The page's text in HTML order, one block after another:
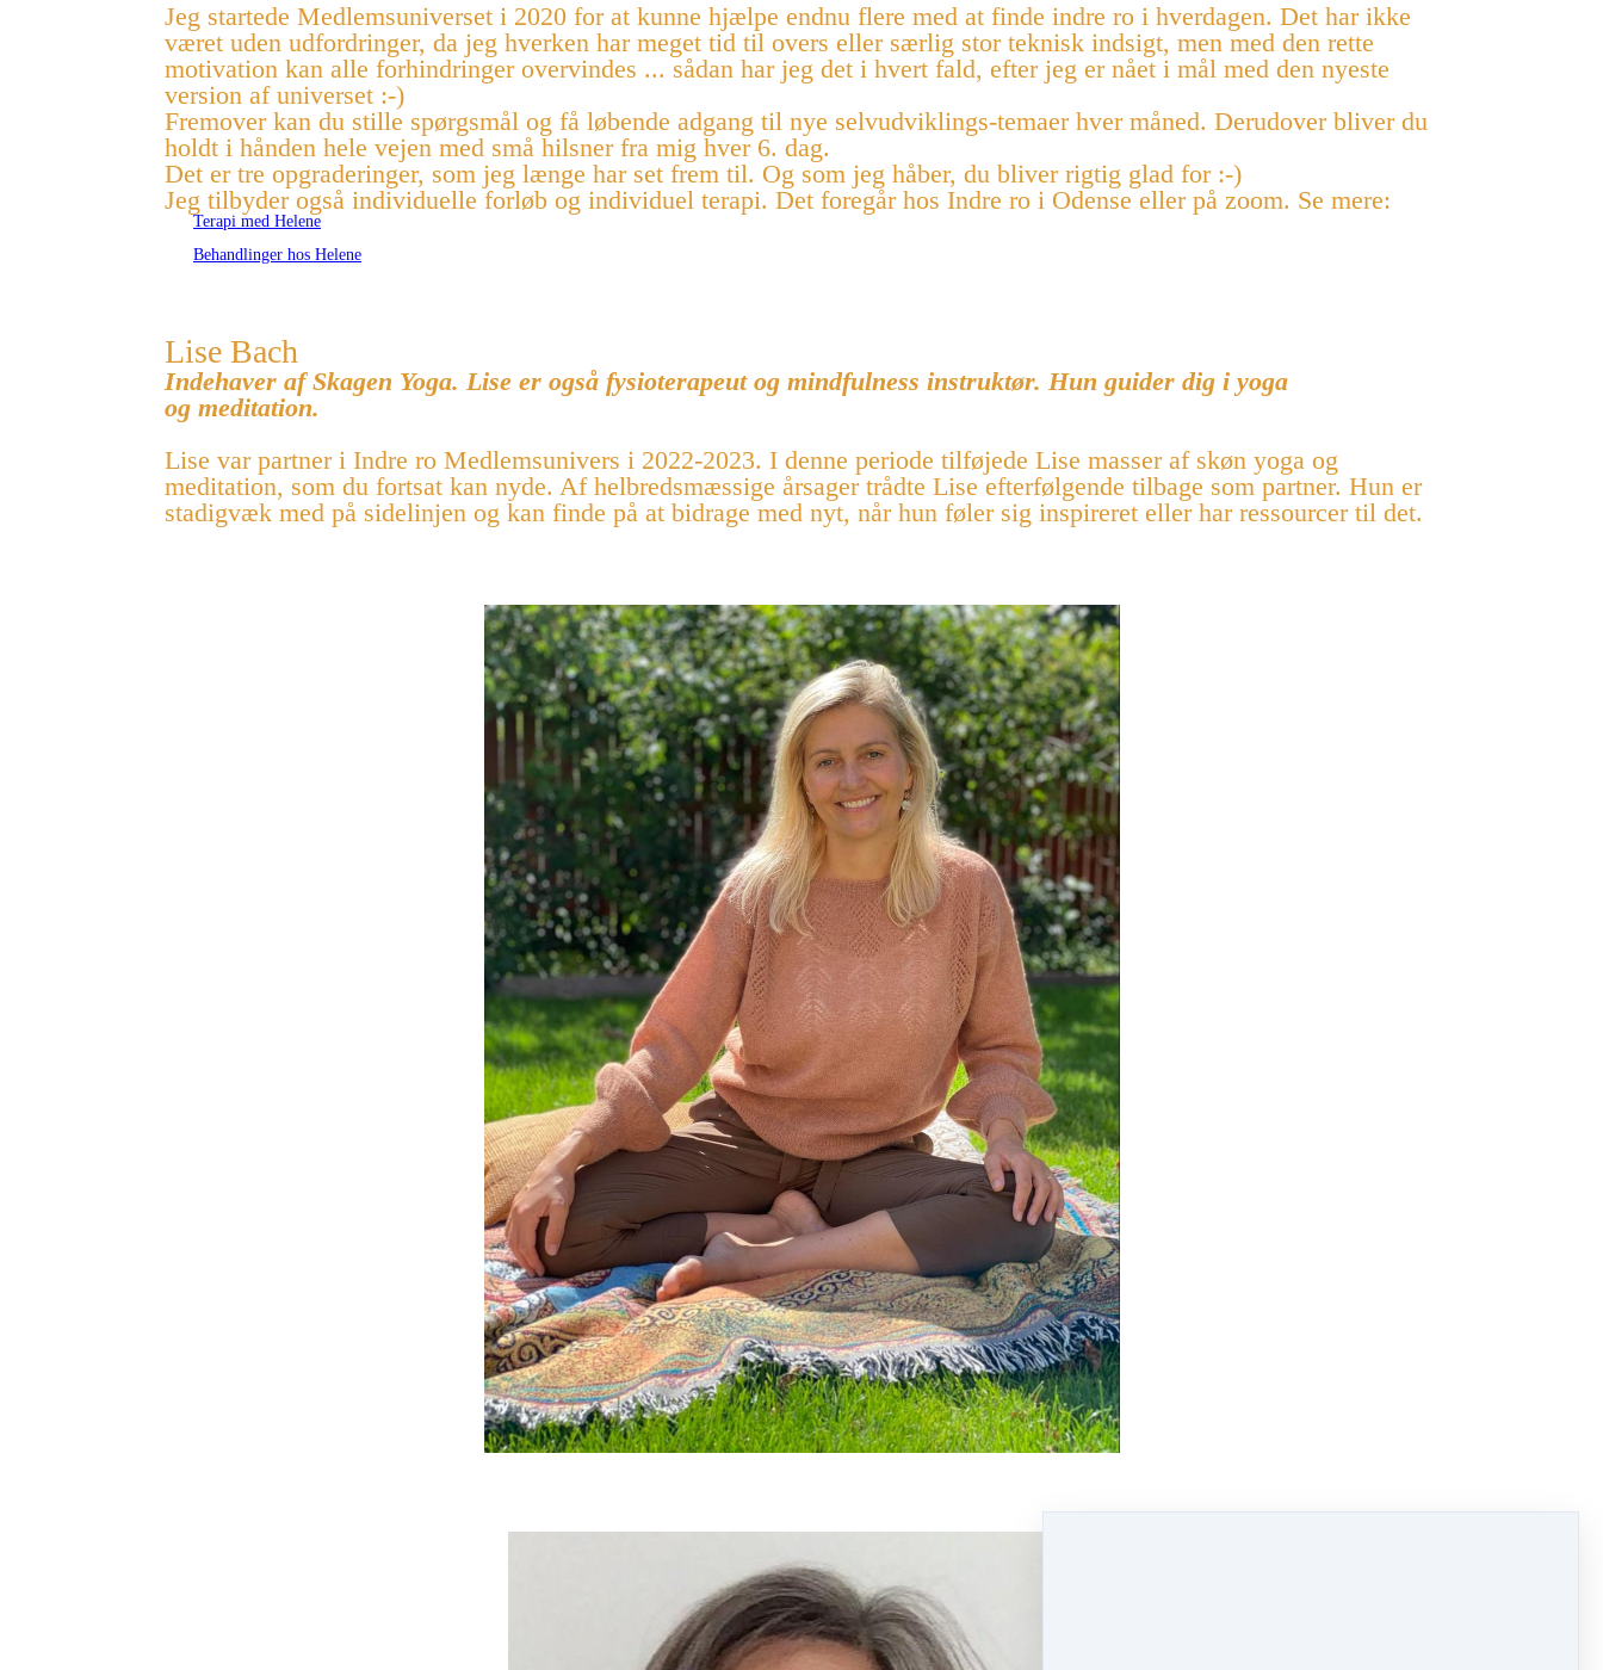
Jeg startede Medlemsuniverset i 2020 for at kunne hjælpe endnu flere med at finde indre ro i hverdagen. Det har ikke
været uden udfordringer, da jeg hverken har meget tid til overs eller særlig stor teknisk indsigt, men med den rette
motivation kan alle forhindringer overvindes ... sådan har jeg det i hvert fald, efter jeg er nået i mål med den nyeste
version af universet :-)
Fremover kan du stille spørgsmål og få løbende adgang til nye selvudviklings-temaer hver måned. Derudover bliver du
holdt i hånden hele vejen med små hilsner fra mig hver 6. dag.
Det er tre opgraderinger, som jeg længe har set frem til. Og som jeg håber, du bliver rigtig glad for :-)
Jeg tilbyder også individuelle forløb og individuel terapi. Det foregår hos Indre ro i Odense eller på zoom. Se mere:
Terapi med Helene
Behandlinger hos Helene
Lise Bach
Indehaver af Skagen Yoga. Lise er også fysioterapeut og mindfulness instruktør. Hun guider dig i yoga
og meditation.
Lise var partner i Indre ro Medlemsunivers i 2022-2023. I denne periode tilføjede Lise masser af skøn yoga og
meditation, som du fortsat kan nyde. Af helbredsmæssige årsager trådte Lise efterfølgende tilbage som partner. Hun er
stadigvæk med på sidelinjen og kan finde på at bidrage med nyt, når hun føler sig inspireret eller har ressourcer til det.